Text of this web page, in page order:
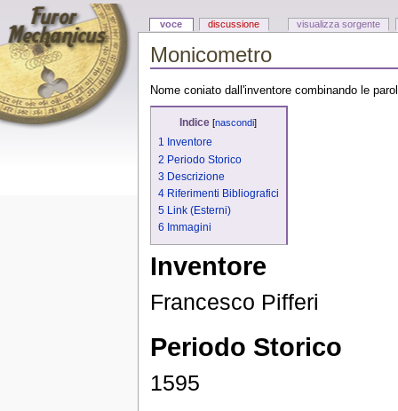
Monicometro
Nome coniato dall'inventore combinando le
Indice [nascondi]
1 Inventore
2 Periodo Storico
3 Descrizione
4 Riferimenti Bibliografici
5 Link (Esterni)
6 Immagini
Inventore
Francesco Pifferi
Periodo Storico
1595
voce discussione visualizza sorgente